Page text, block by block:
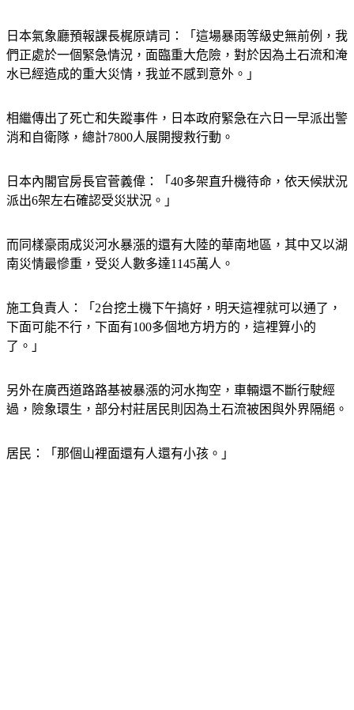
日本氣象廳預報課長梶原靖司：「這場暴雨等級史無前例，我
們正處於一個緊急情況，面臨重大危險，對於因為土石流和淹
水已經造成的重大災情，我並不感到意外。」
相繼傳出了死亡和失蹤事件，日本政府緊急在六日一早派出警
消和自衛隊，總計7800人展開搜救行動。
日本內閣官房長官菅義偉：「40多架直升機待命，依天候狀況
派出6架左右確認受災狀況。」
而同樣豪雨成災河水暴漲的還有大陸的華南地區，其中又以湖
南災情最慘重，受災人數多達1145萬人。
施工負責人：「2台挖土機下午搞好，明天這裡就可以通了，
下面可能不行，下面有100多個地方坍方的，這裡算小的
了。」
另外在廣西道路路基被暴漲的河水掏空，車輛還不斷行駛經
過，險象環生，部分村莊居民則因為土石流被困與外界隔絕。
居民：「那個山裡面還有人還有小孩。」